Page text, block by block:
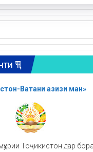
ҶТ
Ватани азизи ман»
Тоҷикистон дар